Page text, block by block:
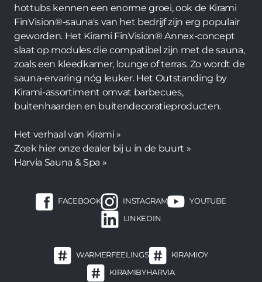
hottubs kennen een enorme groei, ook de Kirami
FinVision®-sauna's van het bedrijf zijn erg populair
geworden. Het Kirami FinVision® Annex-concept
slaat op modules die compatibel zijn met de sauna,
zoals een kleedkamer, lounge of terras. Zo wordt de
sauna-ervaring nóg leuker. Het Outstanding by
Kirami-assortiment omvat barbecues,
buitenhaarden en buitendecoratieproducten.
Het verhaal van Kirami »
Zoek hier onze dealer bij u in de buurt »
Harvia Sauna & Spa »
FACEBOOK INSTAGRAM
YOUTUBE
LINKEDIN
WARMERFEELINGS
KIRAMIOY
KIRAMIBYHARVIA